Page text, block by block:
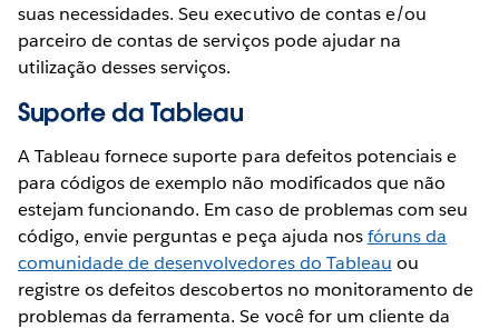
suas necessidades. Seu executivo de contas e/ou
parceiro de contas de serviços pode ajudar na
utilização desses serviços.
Suporte da Tableau
A Tableau fornece suporte para defeitos potenciais e
para códigos de exemplo não modificados que não
estejam funcionando. Em caso de problemas com seu
código, envie perguntas e peça ajuda nosfóruns da
comunidade de desenvolvedores do Tableau ou
registre os defeitos descobertos no monitoramento de
problemas da ferramenta. Se você for um cliente da